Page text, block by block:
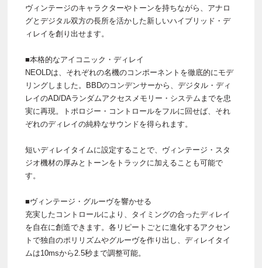
ヴィンテージのキャラクターやトーンを持ちながら、アナロ
グとデジタル双方の長所を活かした新しいハイブリッド・デ
ィレイを創り出せます。
■本格的なアイコニック・ディレイ
NEOLDは、それぞれの名機のコンポーネントを徹底的にモデ
リングしました。BBDのコンデンサーから、デジタル・ディ
レイのAD/DAランダムアクセスメモリー・システムまでを忠
実に再現。トポロジー・コントロールをフルに回せば、それ
ぞれのディレイの純粋なサウンドを得られます。
短いディレイタイムに設定することで、ヴィンテージ・スタ
ジオ機材の厚みとトーンをトラックに加えることも可能で
す。
■ヴィンテージ・グルーヴを響かせる
充実したコントロールにより、タイミングの合ったディレイ
を自在に創造できます。各リピートごとに進化するアクセン
トで独自のポリリズムやグルーヴを作り出し、ディレイタイ
ムは10msから2.5秒まで調整可能。